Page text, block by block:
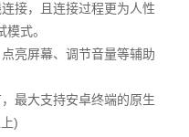
接，且连接过程更为人性
式。
亮屏幕、调节音量等辅助
最大支持安卓终端的原生
)